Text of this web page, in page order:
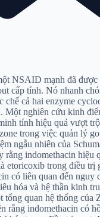
NSAID mạnh đã được
cấp tính. Nó nhanh
chế cả hai enzyme
Một nghiên cứu kinh
tính hiệu quả vượt
trong việc quản lý
ngẫu nhiên của
rằng indomethacin hiệu
etoricoxib trong điều trị
có liên quan đến nguy
hóa và hệ thần kinh
quan hệ thống của
rằng indomethacin có